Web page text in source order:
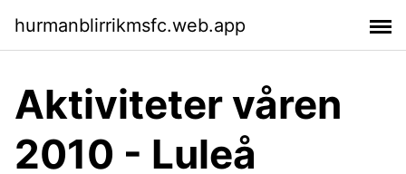
hurmanblirrikmsfc.web.app
Aktiviteter våren
2010 - Luleå